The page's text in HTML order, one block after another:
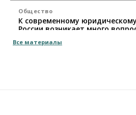
Общество
К современному
России возникает много
08 Августа 2026, 17:00
Все материалы